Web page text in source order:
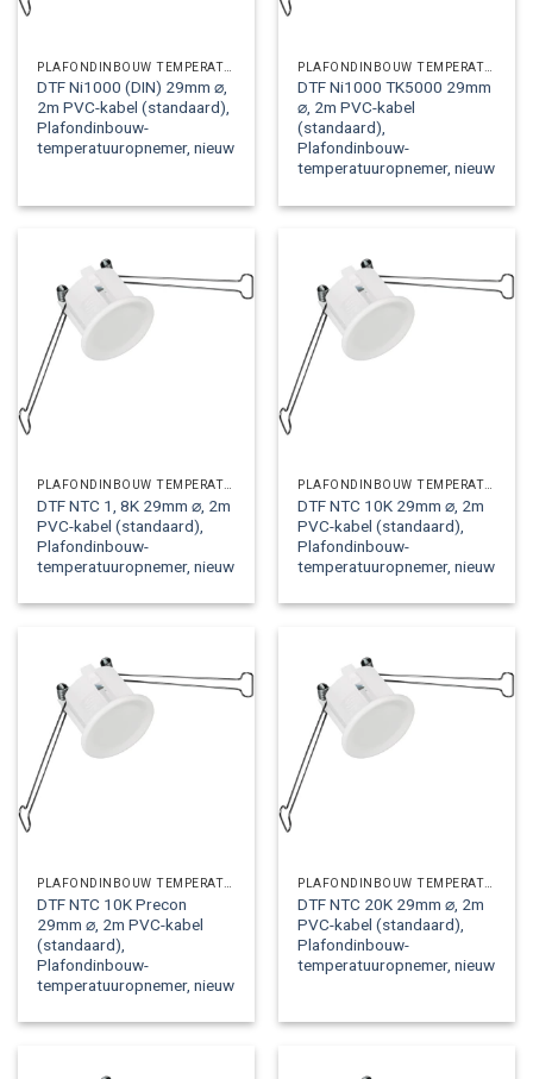
DTF Ni1000 (DIN) 29mm ⌀,
2m PVC-kabel (standaard),
Plafondinbouw-
temperatuuropnemer, nieuw
DTF Ni1000 TK5000 29mm
⌀, 2m PVC-kabel
(standaard),
Plafondinbouw-
temperatuuropnemer, nieuw
PLAFONDINBOUW TEMPERATUUROPNEMERS
DTF NTC 1, 8K 29mm ⌀, 2m
PVC-kabel (standaard),
Plafondinbouw-
temperatuuropnemer, nieuw
PLAFONDINBOUW TEMPERATUUROPNEMERS
DTF NTC 10K 29mm ⌀, 2m
PVC-kabel (standaard),
Plafondinbouw-
temperatuuropnemer, nieuw
DTF NTC 10K Precon
29mm ⌀, 2m PVC-kabel
(standaard),
Plafondinbouw-
temperatuuropnemer, nieuw
DTF NTC 20K 29mm ⌀, 2m
PVC-kabel (standaard),
Plafondinbouw-
temperatuuropnemer, nieuw